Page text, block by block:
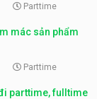
Parttime
mác sản phẩm
Parttime
parttime, fulltime